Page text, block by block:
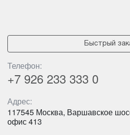
Быстрый
Телефон:
+7 926 233 333 0
Адрес:
117545 Москва, Варшавское
офис 413